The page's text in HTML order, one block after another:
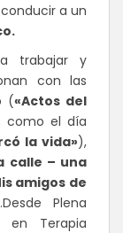
a un
trabajar y
con las
(«Actos del
como el día
la vida»),
calle – una
amigos de
Desde Plena
en Terapia